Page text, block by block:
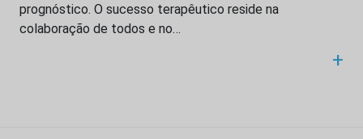
prognóstico. O sucesso terapêutico reside na
colaboração de todos e no…
+